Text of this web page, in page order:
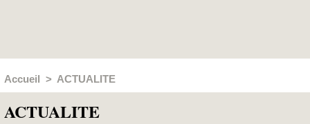
Accueil > ACTUALITE
ACTUALITE